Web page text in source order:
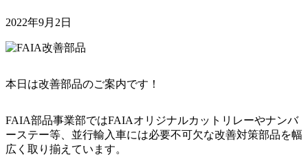
2022年9月2日
本日は改善部品のご案内です！
FAIA部品事業部ではFAIAオリジナルカットリレーやナンバ
ーステー等、並行輸入車には必要不可欠な改善対策部品を幅
広く取り揃えています。